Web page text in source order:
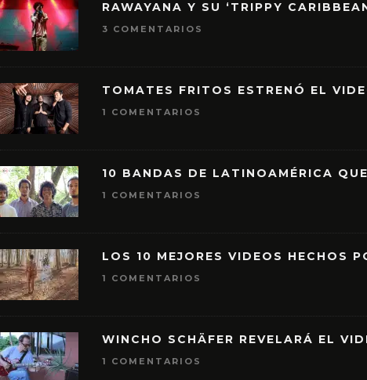
RAWAYANA Y SU ‘TRIPPY
3 COMENTARIOS
TOMATES FRITOS ESTRENÓ EL
1 COMENTARIOS
10 BANDAS DE LATINOAMÉRICA
1 COMENTARIOS
LOS 10 MEJORES VIDEOS HECHOS
1 COMENTARIOS
WINCHO SCHÄFER REVELARÁ EL
1 COMENTARIOS